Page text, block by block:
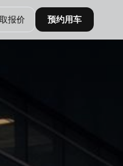
报价 预约用车